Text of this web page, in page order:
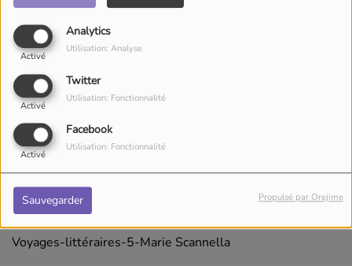
Analytics
Activé
Utilisation: Analyse
Twitter
Activé
Utilisation: Fonctionnalité
Facebook
Activé
Utilisation: Fonctionnalité
Sauvegarder Propulsé par Orejime
29 mai 2025
Écouter le podcast
Voyages-littéraires-5-Marie Scannella